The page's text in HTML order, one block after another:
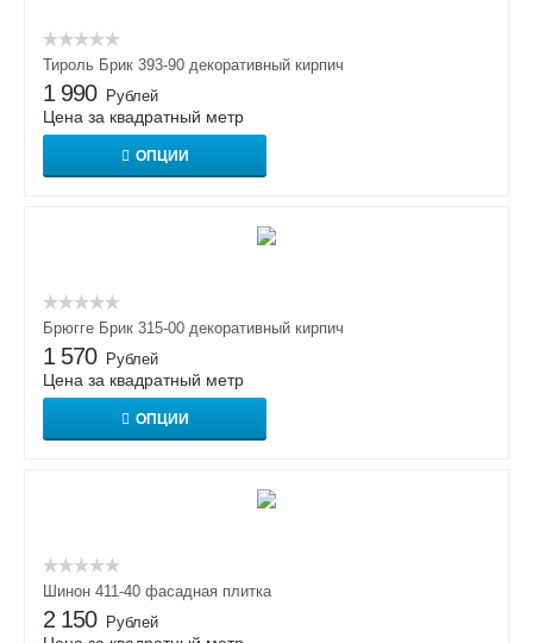
Тироль Брик 393-90 декоративный кирпич
1 990 Рублей
Цена за квадратный метр
ОПЦИИ
Брюгге Брик 315-00 декоративный кирпич
1 570 Рублей
Цена за квадратный метр
ОПЦИИ
Шинон 411-40 фасадная плитка
2 150 Рублей